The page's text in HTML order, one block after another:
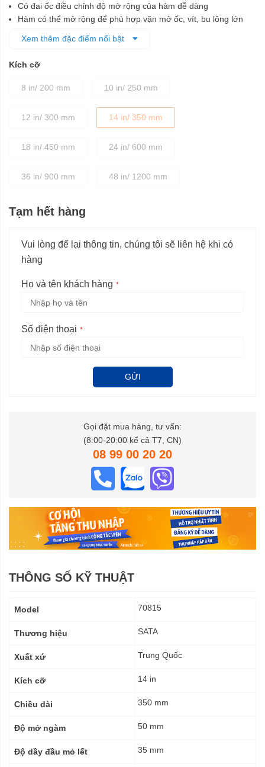
Có đai ốc điều chỉnh độ mở rộng của hàm dễ dàng
Hàm có thể mở rộng để phù hợp vặn mở ốc, vít, bu lông lớn
Sản phẩm được bảo hành trọn đời
Xem thêm đặc điểm nổi bật
Kích cỡ
8 in/ 200 mm 10 in/ 250 mm
12 in/ 300 mm 14 in/ 350 mm
18 in/ 450 mm 24 in/ 600 mm
36 in/ 900 mm 48 in/ 1200 mm
Tạm hết hàng
Vui lòng để lại thông tin, chúng tôi sẽ liên hệ khi có
hàng
Họ và tên khách hàng
Số điện thoại
GỬI
Gọi đặt mua hàng, tư vấn:
(8:00-20:00 kể cả T7, CN)
08 99 00 20 20
THÔNG SỐ KỸ THUẬT
kỹ
Model 70815
Thương hiệu SATA
Xuất xứ Trung Quốc
Kích cỡ 14 in
Chiều dài 350 mm
Độ mở ngàm 50 mm
Độ dầy đầu mỏ lết 35 mm